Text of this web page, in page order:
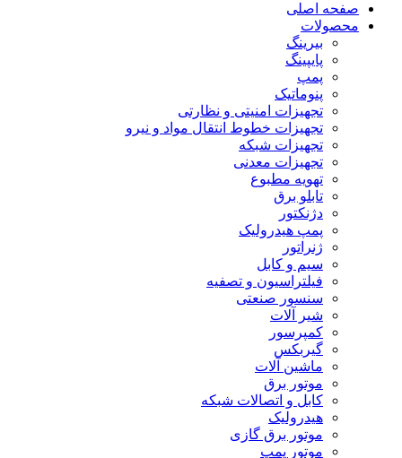
صفحه اصلی
محصولات
بیرینگ
پایپینگ
پمپ
پنوماتیک
تجهیزات امنیتی و نظارتی
تجهیزات خطوط انتقال مواد و نیرو
تجهیزات شبکه
تجهیزات معدنی
تهویه مطبوع
تابلو برق
دژنکتور
پمپ هیدرولیک
ژنراتور
سیم و کابل
فیلتراسیون و تصفیه
سنسور صنعتی
شیر آلات
کمپرسور
گیربکس
ماشین آلات
موتور برق
کابل و اتصالات شبکه
هیدرولیک
موتور برق گازی
موتور پمپ